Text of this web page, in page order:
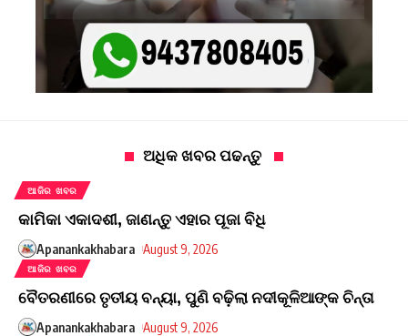
ଅଧିକ ଖବର ପଢନ୍ତୁ
ଆଜିର ଖବର
କାମିକା ଏକାଦଶୀ, ଜାଣନ୍ତୁ ଏହାର ପୂଜା ବିଧି
Apanankakhabara August 9, 2026
ଆଜିର ଖବର
ବୈତରଣୀରେ ତୃତୀୟ ବନ୍ୟା, ପୁଣି ବଢ଼ିଲା ନଦୀକୂଳିଆଙ୍କ ଚିନ୍ତା
Apanankakhabara August 9, 2026